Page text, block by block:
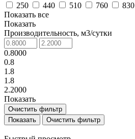
250
440 510 760
830
Показать все
Показать
Производительность, м3/сутки
0.8000
0.8
1.8
1.8
2.2000
Показать
Очистить фильтр
Очистить фильтр